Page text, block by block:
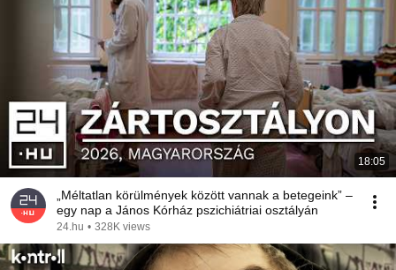
18:05
„Méltatlan körülmények között vannak a betegeink” –
egy nap a János Kórház pszichiátriai osztályán
24.hu • 328K views